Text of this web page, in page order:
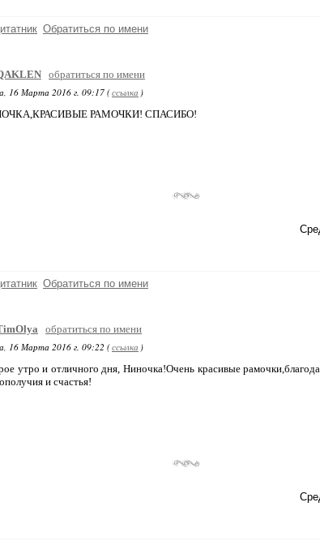
Обратиться по имени
обратиться по имени
16 Марта 2016 г. 09:17 (ссылка )
РАМОЧКИ! СПАСИБО!
Обратиться по имени
обратиться по имени
16 Марта 2016 г. 09:22 (ссылка )
утро и отличного дня, Ниночка!Очень красивые
и счастья!